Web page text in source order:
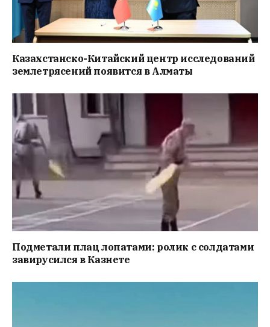
Казахстанско-Китайский центр исследований
землетрясений появится в Алматы
Подметали плац лопатами: ролик с солдатами
завирусился в Казнете